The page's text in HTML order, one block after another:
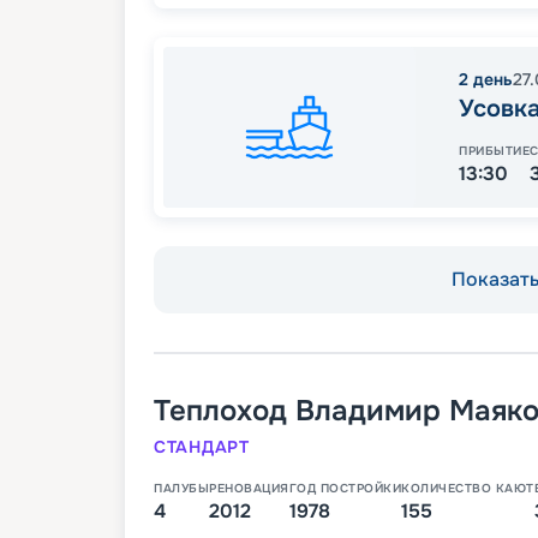
2 день
ПРИБЫТИЕ
13:30
Теплоход Владимир
СТАНДАРТ
ПАЛУБЫ
4
РЕНОВАЦИЯ
2012
ГОД ПОСТРОЙКИ
1978
КОЛИЧЕСТВО КАЮТ
155